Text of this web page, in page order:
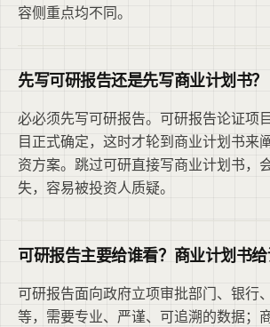
容侧重点均不同。
先写可研报告还是先写商业计划书？
必必须先写可研报告。可研报告论证项
目正式确定，这时才轮到商业计划书来
资方案。跳过可研直接写商业计划书，
失，容易被投资人质疑。
可研报告主要给谁看？商业计划书给
可研报告面向政府立项审批部门、银行
等，需要专业、严谨、可追溯的数据；